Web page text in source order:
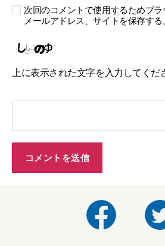
次回のコメントで使用するためブラ
メールアドレス、サイトを保存する
上に表示された文字を入力してくだ